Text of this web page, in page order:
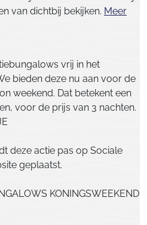
van dichtbij bekijken. Meer
vrij in het
bieden deze nu aan voor de
weekend. Dat betekent een
voor de prijs van 3 nachten.
deze actie pas op Sociale
geplaatst.
KONINGSWEEKEND: